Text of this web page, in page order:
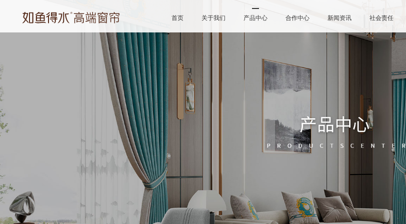
首页 关于我们 产品中心 合作中心 新闻资讯 社会责任